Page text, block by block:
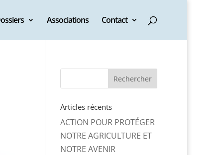
Associations Contact
Articles récents
ACTION POUR PROTÉGER
NOTRE AGRICULTURE ET
NOTRE AVENIR